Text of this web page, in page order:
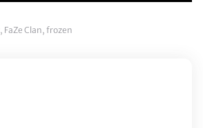
, FaZe Clan, frozen